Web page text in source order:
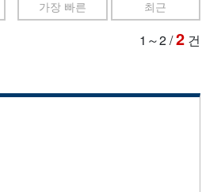
가장 빠른 최근
1～2/2 건